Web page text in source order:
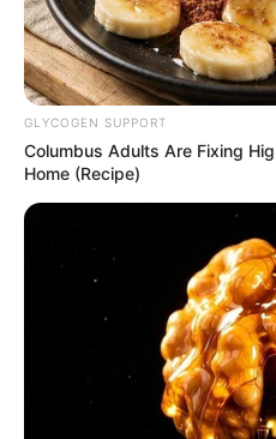
പത്തനംതിട്ട: ആറന്മുള
നിർമ്മാണത്തിനായി
നീർച്ചാലുകളിലെയും മണ്ണ്
GLYCOGEN SUPPORT
Columbus Adults Are Fixing
Home (Recipe)